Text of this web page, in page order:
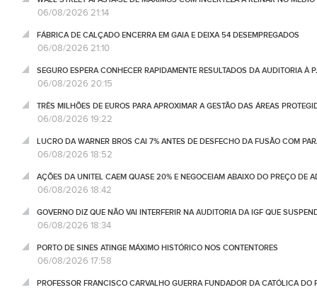
06/08/2026 21:14
FÁBRICA DE CALÇADO ENCERRA EM GAIA E DEIXA 54 DESEMPREGADOS
06/08/2026 21:10
SEGURO ESPERA CONHECER RAPIDAMENTE RESULTADOS DA AUDITORIA À
06/08/2026 20:15
TRÊS MILHÕES DE EUROS PARA APROXIMAR A GESTÃO DAS ÁREAS
06/08/2026 19:22
LUCRO DA WARNER BROS CAI 7% ANTES DE DESFECHO DA FUSÃO COM
06/08/2026 18:52
AÇÕES DA UNITEL CAEM QUASE 20% E NEGOCEIAM ABAIXO DO PREÇO DE
06/08/2026 18:42
GOVERNO DIZ QUE NÃO VAI INTERFERIR NA AUDITORIA DA IGF QUE
06/08/2026 18:34
PORTO DE SINES ATINGE MÁXIMO HISTÓRICO NOS CONTENTORES
06/08/2026 17:58
PROFESSOR FRANCISCO CARVALHO GUERRA FUNDADOR DA CATÓLICA DO